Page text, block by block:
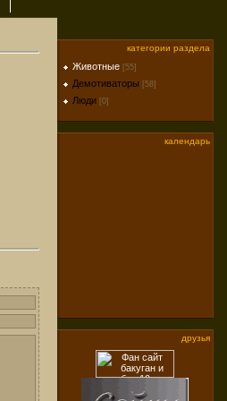
категории раздела
Животные [55]
Демотиваторы [58]
Люди [0]
календарь
друзья